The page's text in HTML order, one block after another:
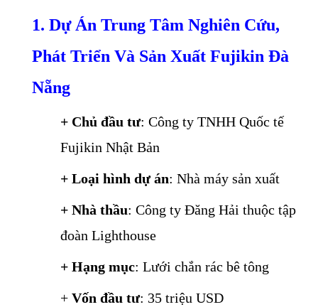
1. Dự Án Trung Tâm Nghiên Cứu,
Phát Triển Và Sản Xuất Fujikin Đà
Nẵng
+ Chủ đầu tư: Công ty TNHH Quốc tế
Fujikin Nhật Bản
+ Loại hình dự án: Nhà máy sản xuất
+ Nhà thầu: Công ty Đăng Hải thuộc tập
đoàn Lighthouse
+ Hạng mục: Lưới chắn rác bê tông
+ Vốn đầu tư: 35 triệu USD